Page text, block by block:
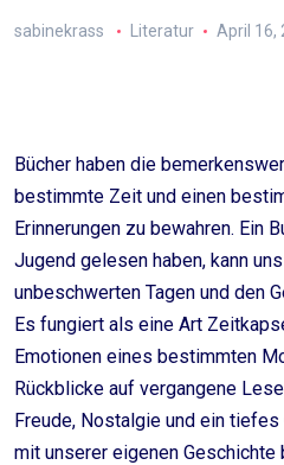
sabinekrass Literatur April 16,
Bücher haben die
bestimmte Zeit und einen
Erinnerungen zu bewahren. Ein
Jugend gelesen haben, kann
unbeschwerten Tagen und den
Es fungiert als eine Art
Emotionen eines bestimmten
Rückblicke auf vergangene
Freude, Nostalgie und ein
mit unserer eigenen Geschichte